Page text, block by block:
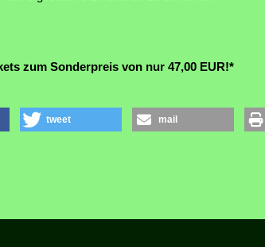
zum Sonderpreis von nur 47,00 EUR!*
tweet mail